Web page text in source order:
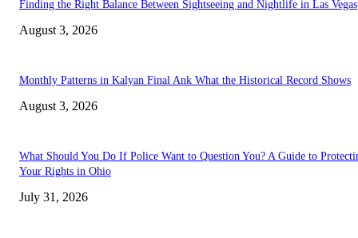
Finding the Right Balance Between Sightseeing and Nightlife in Las Vegas
August 3, 2026
Monthly Patterns in Kalyan Final Ank What the Historical Record Shows
August 3, 2026
What Should You Do If Police Want to Question You? A Guide to
Your Rights in Ohio
July 31, 2026